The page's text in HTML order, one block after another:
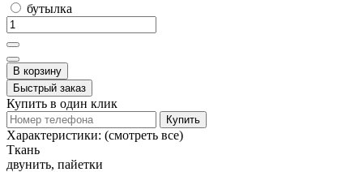
бутылка
В корзину
Быстрый заказ
Купить в один клик
Купить
Характеристики: (смотреть все)
Ткань
двунить, пайетки